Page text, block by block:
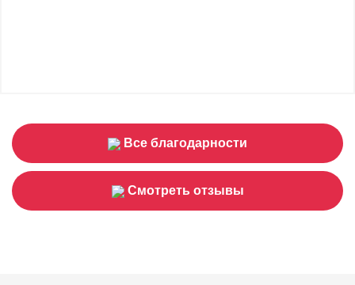
Все благодарности
Смотреть отзывы